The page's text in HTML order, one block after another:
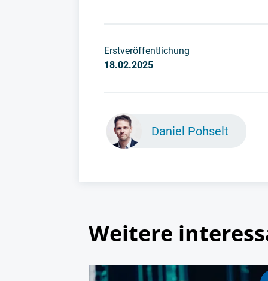
Erstveröffentlichung
18.02.2025
Daniel Pohselt
Weitere